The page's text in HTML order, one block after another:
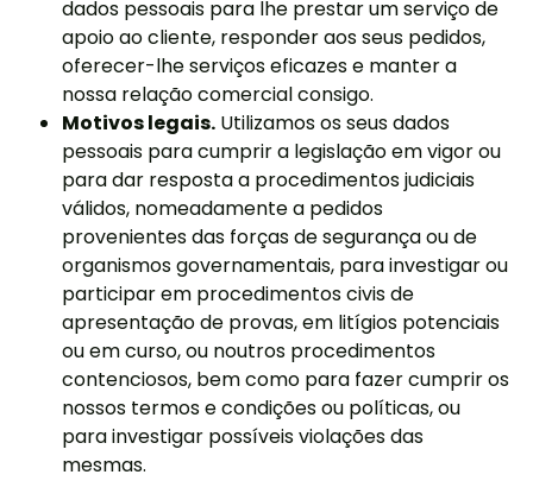
dados pessoais para lhe prestar um serviço de
apoio ao cliente, responder aos seus pedidos,
oferecer-lhe serviços eficazes e manter a
nossa relação comercial consigo.
Motivos legais. Utilizamos os seus dados
pessoais para cumprir a legislação em vigor ou
para dar resposta a procedimentos judiciais
válidos, nomeadamente a pedidos
provenientes das forças de segurança ou de
organismos governamentais, para investigar ou
participar em procedimentos civis de
apresentação de provas, em litígios potenciais
ou em curso, ou noutros procedimentos
contenciosos, bem como para fazer cumprir os
nossos termos e condições ou políticas, ou
para investigar possíveis violações das
mesmas.